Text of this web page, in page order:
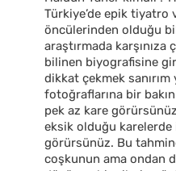
Türkiye’de epik
öncülerinden olduğu
araştırmada karşınıza
bilinen biyografisine
dikkat çekmek
fotoğraflarına bir
pek az kare
eksik olduğu
görürsünüz. Bu
coşkunun ama ondan